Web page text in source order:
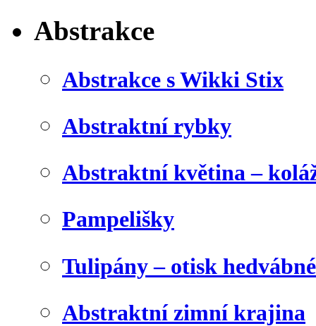
Abstrakce
Abstrakce s Wikki Stix
Abstraktní rybky
Abstraktní květina –
Pampelišky
Tulipány – otisk
Abstraktní zimní krajina